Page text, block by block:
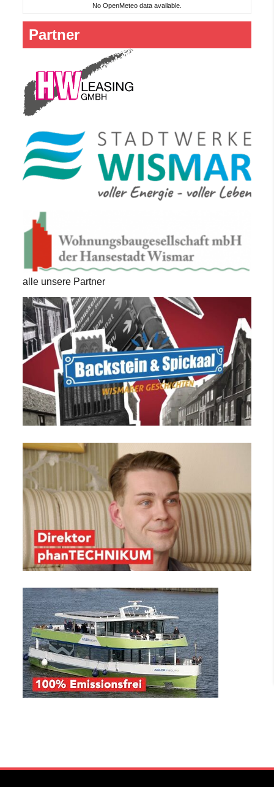
No OpenMeteo data available.
Partner
alle unsere Partner